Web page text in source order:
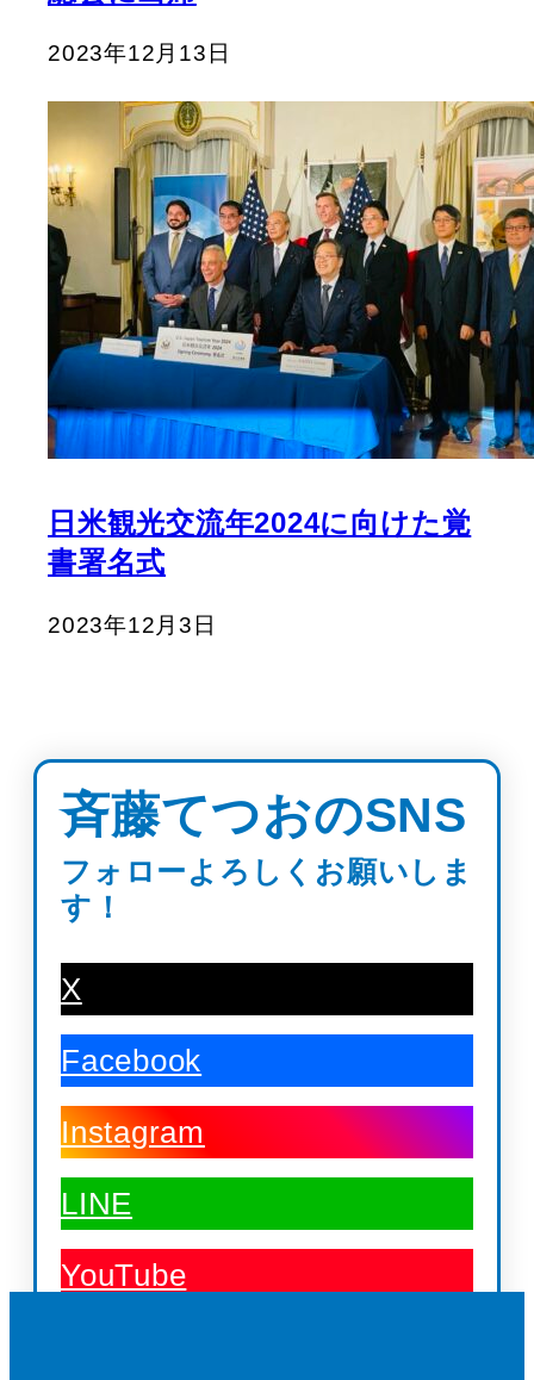
2023年12月13日
日米観光交流年2024に向けた覚
書署名式
2023年12月3日
斉藤てつおのSNS
フォローよろしくお願いしま
す！
X
Facebook
Instagram
LINE
YouTube